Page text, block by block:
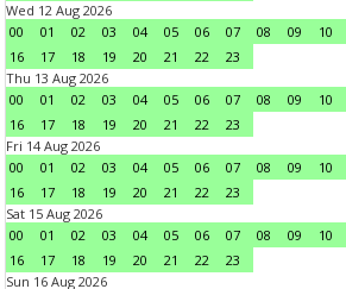
Wed 12 Aug 2026
00
01 02 03 04 05 06 07 08 09 10
16
17 18 19 20 21 22
23
Thu 13 Aug 2026
00
01 02 03 04 05 06 07 08 09 10
16
17 18 19 20 21 22
23
Fri 14 Aug 2026
00
01 02 03 04 05 06 07 08 09 10
16
17 18 19 20 21 22
23
Sat 15 Aug 2026
00
01 02 03 04 05 06 07 08 09 10
16
17 18 19 20 21 22
23
Sun 16 Aug 2026